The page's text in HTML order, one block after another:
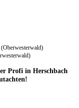
Profi in Herschbach